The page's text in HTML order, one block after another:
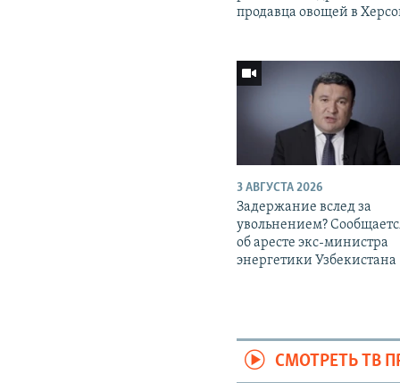
продавца овощей в
3 АВГУСТА 2026
Задержание вслед за
увольнением?
об аресте экс-министра
энергетики Узбекистана
СМОТРЕТЬ ТВ